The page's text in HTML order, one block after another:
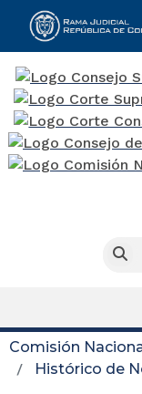
Comisión
Histórico de